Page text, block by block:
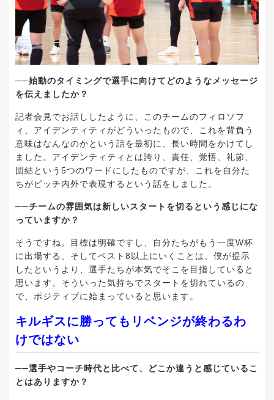
──始動のタイミングで選手に向けてどのようなメッセージ
を伝えましたか？
記者会見でお話ししたように、このチームのフィロソフ
ィ、アイデンティティがどういったもので、これを背負う
意味はなんなのかという話を最初に、長い時間をかけてし
ました。アイデンティティとは誇り、責任、覚悟、礼節、
団結という5つのワードにしたものですが、これを自分た
ちがピッチ内外で表現するという話をしました。
──チームの雰囲気は新しいスタートを切るという感じにな
っていますか？
そうですね。目標は明確ですし、自分たちがもう一度W杯
に出場する、そしてベスト8以上にいくことは、僕が提示
したというより、選手たちが本気でそこを目指していると
思います。そういった気持ちでスタートを切れているの
で、ポジティブに始まっていると思います。
キルギスに勝ってもリベンジが終わるわ
けではない
──選手やコーチ時代と比べて、どこか違うと感じているこ
とはありますか？